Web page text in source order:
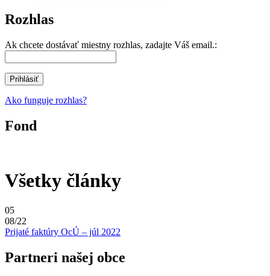
Rozhlas
Ak chcete dostávať miestny rozhlas, zadajte Váš email.:
Ako funguje rozhlas?
Fond
Všetky články
05
08/22
Prijaté faktúry OcÚ – júl 2022
Partneri našej obce